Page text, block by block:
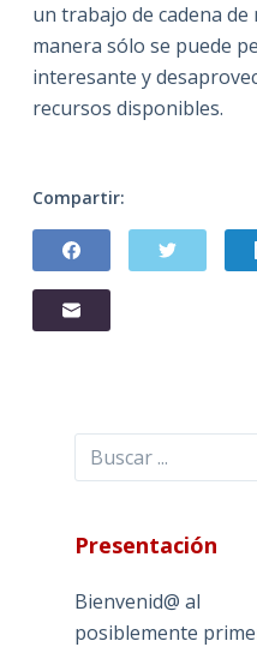
un trabajo de cadena
manera sólo se puede
interesante y
recursos disponibles.
Compartir:
Buscar
Presentación
Bienvenid@ al
posiblemente